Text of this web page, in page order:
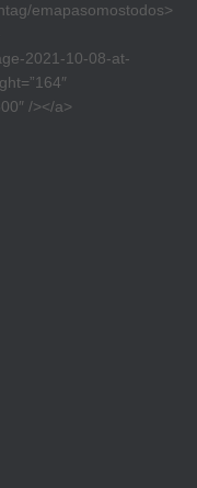
emapasomostodos>
2021-10-08-at-
/></a>